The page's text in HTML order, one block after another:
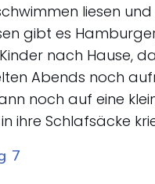
liesen
gibt es
nach Hause,
Abends noch
noch auf eine
ihre Schlafsäcke
7